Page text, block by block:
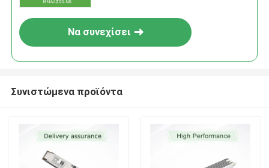
Να συνεχίσει
Συνιστώμενα προϊόντα